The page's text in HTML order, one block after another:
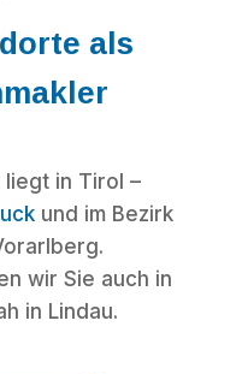
als
liegt in Tirol –
und im Bezirk
wir Sie auch in
in Lindau.